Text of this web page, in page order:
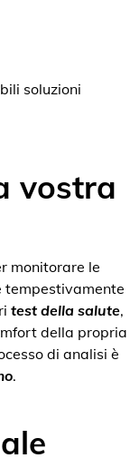
soluzioni
vostra
monitorare le
tempestivamente
test della salute,
della propria
di analisi è
.